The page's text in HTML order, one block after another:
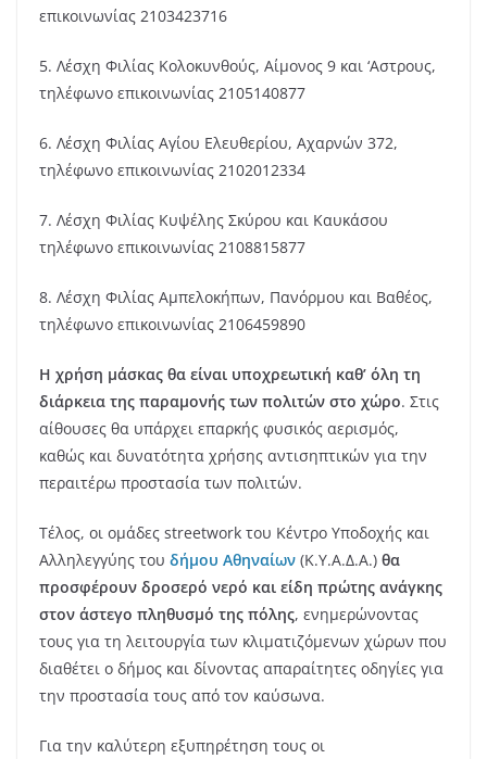
επικοινωνίας 2103423716
5. Λέσχη Φιλίας Κολοκυνθούς, Αίμονος 9 και ‘Αστρους,
τηλέφωνο επικοινωνίας 2105140877
6. Λέσχη Φιλίας Αγίου Ελευθερίου, Αχαρνών 372,
τηλέφωνο επικοινωνίας 2102012334
7. Λέσχη Φιλίας Κυψέλης Σκύρου και Καυκάσου
τηλέφωνο επικοινωνίας 2108815877
8. Λέσχη Φιλίας Αμπελοκήπων, Πανόρμου και Βαθέος,
τηλέφωνο επικοινωνίας 2106459890
Η χρήση μάσκας θα είναι υποχρεωτική καθ’ όλη τη
διάρκεια της παραμονής των πολιτών στο χώρο. Στις
αίθουσες θα υπάρχει επαρκής φυσικός αερισμός,
καθώς και δυνατότητα χρήσης αντισηπτικών για την
περαιτέρω προστασία των πολιτών.
Τέλος, οι ομάδες streetwork του Κέντρο Υποδοχής και
Αλληλεγγύης του δήμου Αθηναίων (Κ.Υ.Α.Δ.Α.) θα
προσφέρουν δροσερό νερό και είδη πρώτης ανάγκης
στον άστεγο πληθυσμό της πόλης, ενημερώνοντας
τους για τη λειτουργία των κλιματιζόμενων χώρων που
διαθέτει ο δήμος και δίνοντας απαραίτητες οδηγίες για
την προστασία τους από τον καύσωνα.
Για την καλύτερη εξυπηρέτηση τους οι